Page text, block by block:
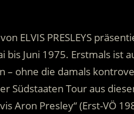
ELVIS PRESLEYS
bis Juni 1975. Erstmals ist
– ohne die damals
Südstaaten Tour aus
Aron Presley“ (Erst-VÖ